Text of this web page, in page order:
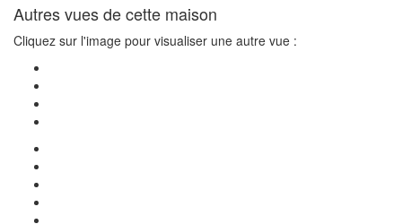
Autres vues de cette maison
Cliquez sur l'image pour visualiser une autre vue :